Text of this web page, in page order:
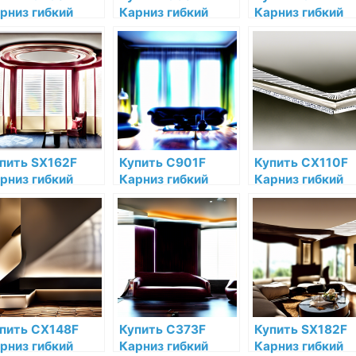
гибкий
Decor
Orac
по низкой
в интернет-
Карниз гибкий
Orac Decor
Полиуретан по
низкой цене в
интернет-
магазине
Карниз гибкий
Orac Decor
Полиуретан
Decor по низкой
цене в
магазине
SX162F
гибкий
Decor
Decor по
цене в
Купить C901F
Карниз гибкий
Orac Decor Orac
Decor по низкой
цене в интернет-
магазине
Купить CX110F
Карниз гибкий
Orac Decor
Полиуретан
Decor по низкой
цене в
магазине
CX148F
гибкий
Купить C373F
Карниз гибкий
Купить SX182F
Карниз гибкий